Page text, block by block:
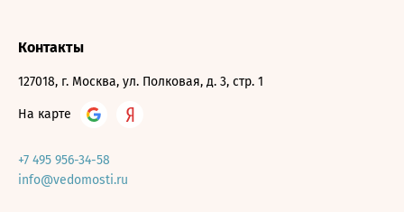
Контакты
127018, г. Москва, ул. Полковая, д. 3, стр. 1
На карте
+7 495 956-34-58
info@vedomosti.ru